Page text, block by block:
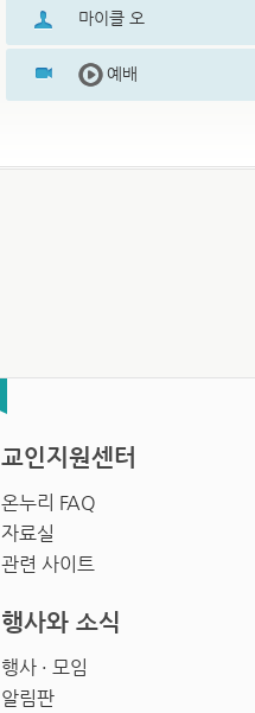
마이클 오
예배
교인지원센터
온누리 FAQ
자료실
관련 사이트
행사와 소식
행사 · 모임
알림판